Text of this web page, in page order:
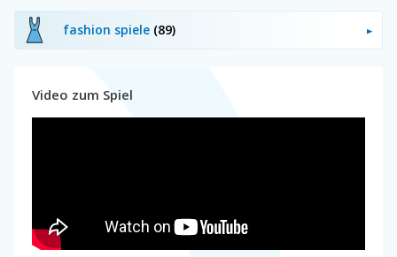
fashion spiele (89)
Video zum Spiel